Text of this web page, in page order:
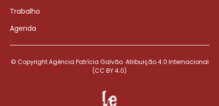
Trabalho
Agenda
© Copyright Agência Patrícia Galvão. Atribuição 4.0 Internacional
(CC BY 4.0)